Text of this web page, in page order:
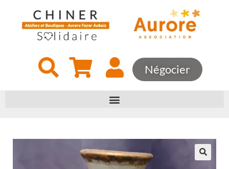
Négocier